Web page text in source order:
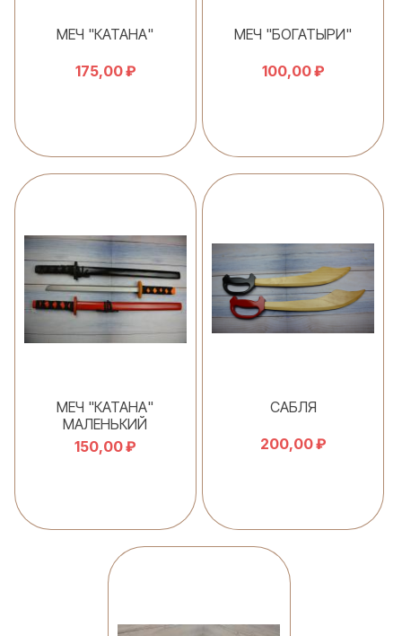
МЕЧ "КАТАНА"
175,00 ₽
МЕЧ "БОГАТЫРИ"
100,00 ₽
В корзину
МЕЧ "КАТАНА"
МАЛЕНЬКИЙ
150,00 ₽
В корзину
САБЛЯ
200,00 ₽